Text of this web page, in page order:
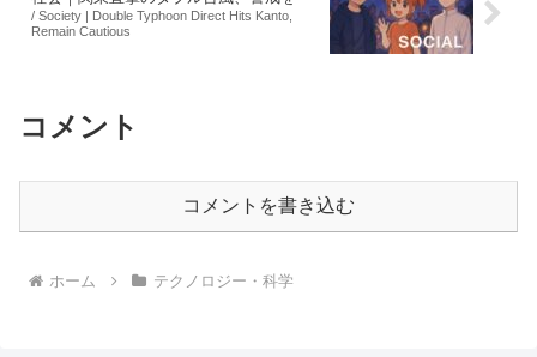
/ Society | Double Typhoon Direct Hits Kanto,
Remain Cautious
コメント
コメントを書き込む
ホーム テクノロジー・科学